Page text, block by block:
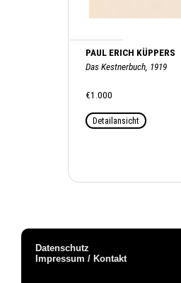
PAUL ERICH KÜPPERS
Das Kestnerbuch, 1919
€1.000
Detailansicht
Datenschutz
Impressum / Kontakt